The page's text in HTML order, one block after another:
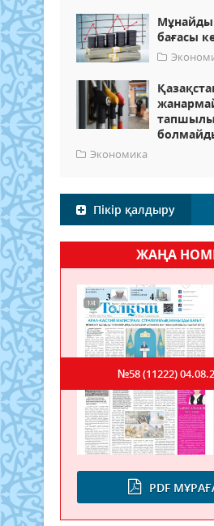
бағасы
Экономика
Пікір қалдыру
ЖАҢА
PDF
№58 (11222)